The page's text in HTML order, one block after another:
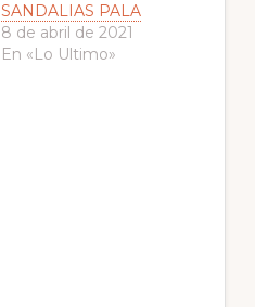
SANDALIAS PALA
8 de abril de 2021
En «Lo Ultimo»